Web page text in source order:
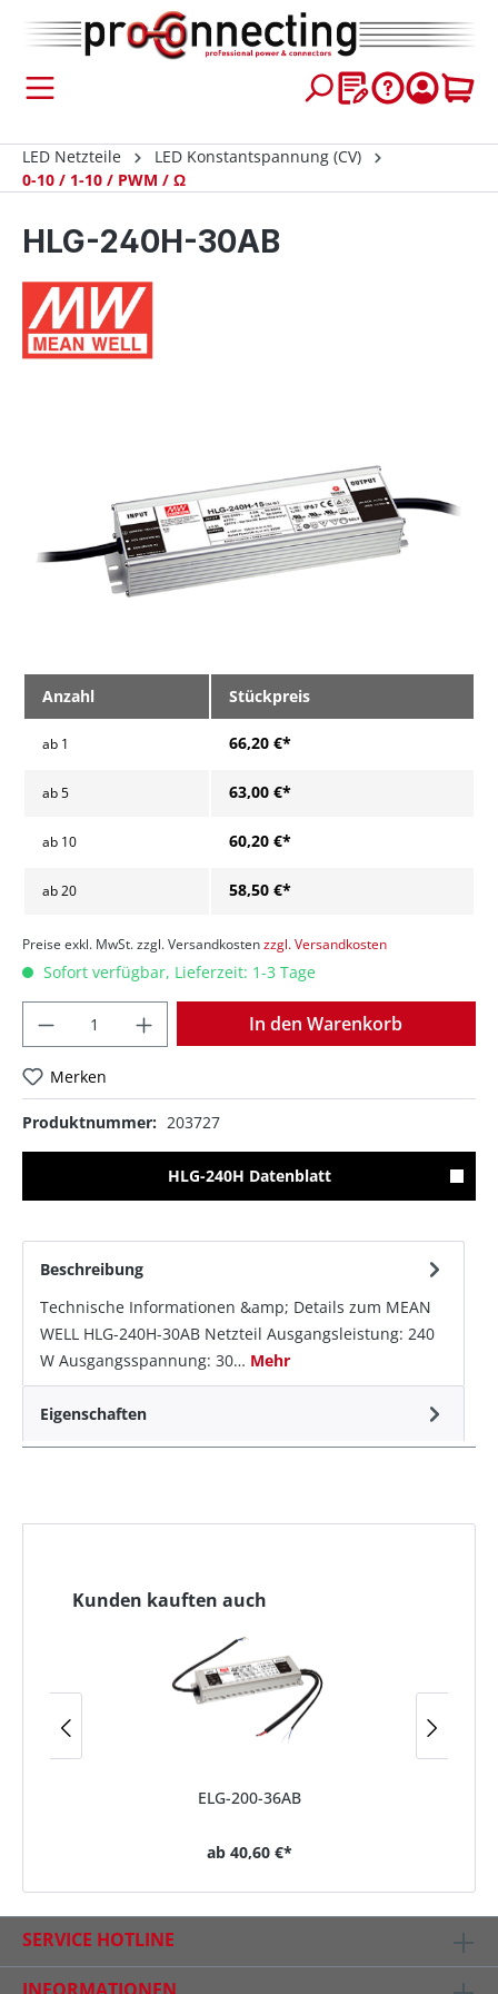
springen
LED Netzteile
LED Konstantspannung (CV)
0-10 / 1-10 / PWM / Ω
HLG-240H-30AB
Anzahl Stückpreis
ab 1 66,20 €*
ab5 63,00 €*
ab 10 60,20 €*
ab20 58,50 €*
Preise exkl. MwSt. zzgl. Versandkostenzzgl. Versandkosten
Sofort verfügbar, Lieferzeit: 1-3 Tage
In den Warenkorb
Merken
Produktnummer: 203727
HLG-240H Datenblatt
Beschreibung
Technische Informationen &amp; Details zum MEAN
WELL HLG-240H-30AB Netzteil Ausgangsleistung: 240
W Ausgangsspannung: 30… Mehr
Eigenschaften
Kunden kauften auch
ELG-200-36AB
ab 40,60 €*
SERVICE HOTLINE
INFORMATIONEN